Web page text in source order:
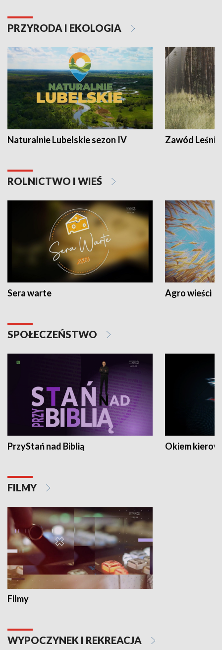
PRZYRODA I EKOLOGIA
Naturalnie Lubelskie sezon IV Zawód Leśnik
ROLNICTWO I WIEŚ
Sera warte Agro wieści
SPOŁECZEŃSTWO
PrzyStań nad Biblią Okiem
FILMY
Filmy
WYPOCZYNEK I REKREACJA